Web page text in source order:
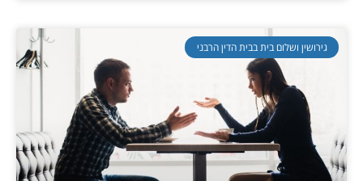
גירושין ושלום בית בבית הדין הרבני